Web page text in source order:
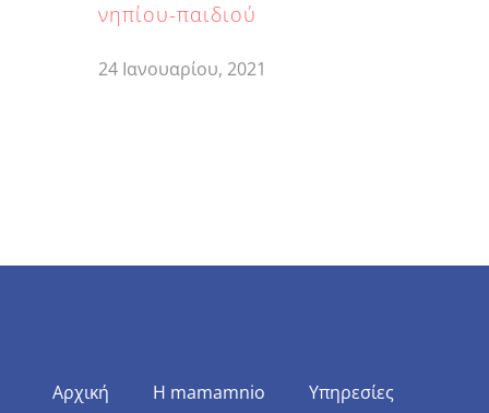
νηπίου-παιδιού
24 Ιανουαρίου, 2021
Αρχική Η mamamnio
Υπηρεσίες